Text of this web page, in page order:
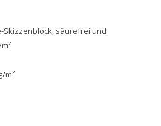
Skizzenblock, säurefrei und
m²